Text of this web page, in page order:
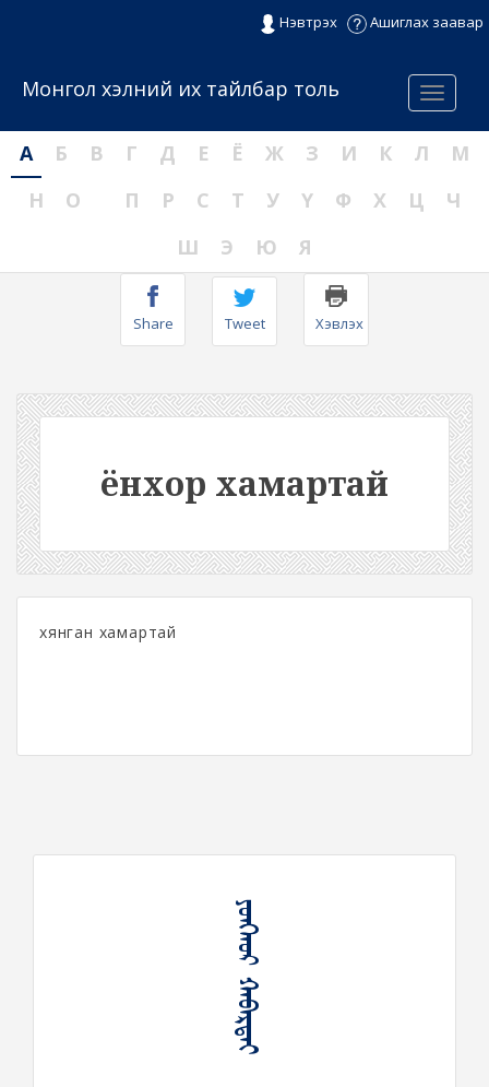
Нэвтрэх Ашиглах заавар
Menu
Монгол хэлний их тайлбар толь
А Б В Г Д Е Ё Ж З И К Л
М
Н
О П Р С Т У Ү Ф Х Ц
Ч
Ш
Э Ю Я
Share Tweet Хэвлэх
ёнхор хамартай
хянган хамартай
ᠶᠣᠩᠬᠤᠷ ᠬᠠᠪᠠᠷᠲᠠᠢ